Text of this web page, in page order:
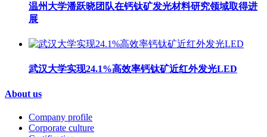
温州大学潘跃晓团队在钙钛矿发光材料研究领域取得进
展
武汉大学实现24.1%高效率钙钛矿近红外发光LED
About us
Company profile
Corporate culture